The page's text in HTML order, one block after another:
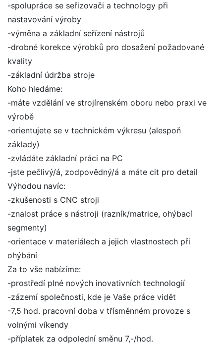
-spolupráce se seřizovači a technology při
nastavování výroby
-výměna a základní seřízení nástrojů
-drobné korekce výrobků pro dosažení požadované
kvality
-základní údržba stroje
Koho hledáme:
-máte vzdělání ve strojírenském oboru nebo praxi ve
výrobě
-orientujete se v technickém výkresu (alespoň
základy)
-zvládáte základní práci na PC
-jste pečlivý/á, zodpovědný/á a máte cit pro detail
Výhodou navíc:
-zkušenosti s CNC stroji
-znalost práce s nástroji (razník/matrice, ohýbací
segmenty)
-orientace v materiálech a jejich vlastnostech při
ohýbání
Za to vše nabízíme:
-prostředí plné nových inovativních technologií
-zázemí společnosti, kde je Vaše práce vidět
-7,5 hod. pracovní doba v třísměnném provoze s
volnými víkendy
-příplatek za odpolední směnu 7,-/hod.